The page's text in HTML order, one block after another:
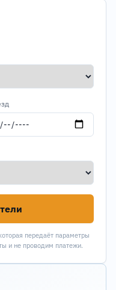
передаёт параметры
и не проводим платежи.